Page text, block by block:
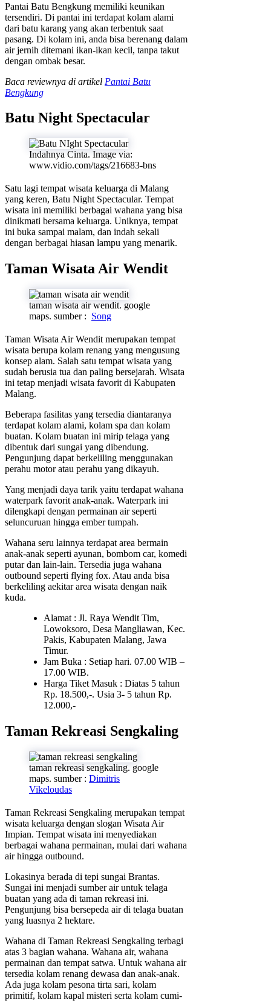
Pantai Batu Bengkung memiliki keunikan
tersendiri. Di pantai ini terdapat kolam alami
dari batu karang yang akan terbentuk saat
pasang. Di kolam ini, anda bisa berenang dalam
air jernih ditemani ikan-ikan kecil, tanpa takut
dengan ombak besar.
Baca reviewnya di artikel Pantai Batu
Bengkung
Batu Night Spectacular
Indahnya Cinta. Image via:
www.vidio.com/tags/216683-bns
Satu lagi tempat wisata keluarga di Malang
yang keren, Batu Night Spectacular. Tempat
wisata ini memiliki berbagai wahana yang bisa
dinikmati bersama keluarga. Uniknya, tempat
ini buka sampai malam, dan indah sekali
dengan berbagai hiasan lampu yang menarik.
Taman Wisata Air Wendit
taman wisata air wendit. google
maps. sumber : Song
Taman Wisata Air Wendit merupakan tempat
wisata berupa kolam renang yang mengusung
konsep alam. Salah satu tempat wisata yang
sudah berusia tua dan paling bersejarah. Wisata
ini tetap menjadi wisata favorit di Kabupaten
Malang.
Beberapa fasilitas yang tersedia diantaranya
terdapat kolam alami, kolam spa dan kolam
buatan. Kolam buatan ini mirip telaga yang
dibentuk dari sungai yang dibendung.
Pengunjung dapat berkeliling menggunakan
perahu motor atau perahu yang dikayuh.
Yang menjadi daya tarik yaitu terdapat wahana
waterpark favorit anak-anak. Waterpark ini
dilengkapi dengan permainan air seperti
seluncuruan hingga ember tumpah.
Wahana seru lainnya terdapat area bermain
anak-anak seperti ayunan, bombom car, komedi
putar dan lain-lain. Tersedia juga wahana
outbound seperti flying fox. Atau anda bisa
berkeliling aekitar area wisata dengan naik
kuda.
Alamat : Jl. Raya Wendit Tim,
Lowoksoro, Desa Mangliawan, Kec.
Pakis, Kabupaten Malang, Jawa
Timur.
Jam Buka : Setiap hari. 07.00 WIB –
17.00 WIB.
Harga Tiket Masuk : Diatas 5 tahun
Rp. 18.500,-. Usia 3- 5 tahun Rp.
12.000,-
Taman Rekreasi Sengkaling
taman rekreasi sengkaling. google
maps. sumber : Dimitris
Vikeloudas
Taman Rekreasi Sengkaling merupakan tempat
wisata keluarga dengan slogan Wisata Air
Impian. Tempat wisata ini menyediakan
berbagai wahana permainan, mulai dari wahana
air hingga outbound.
Lokasinya berada di tepi sungai Brantas.
Sungai ini menjadi sumber air untuk telaga
buatan yang ada di taman rekreasi ini.
Pengunjung bisa bersepeda air di telaga buatan
yang luasnya 2 hektare.
Wahana di Taman Rekreasi Sengkaling terbagi
atas 3 bagian wahana. Wahana air, wahana
permainan dan tempat satwa. Untuk wahana air
tersedia kolam renang dewasa dan anak-anak.
Ada juga kolam pesona tirta sari, kolam
primitif, kolam kapal misteri serta kolam cumi-